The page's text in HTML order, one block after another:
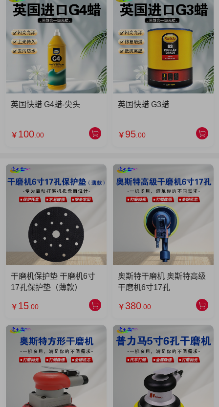
英国快蜡 G4蜡-尖头
￥ 100 .00
英国快蜡 G3蜡
￥ 95 .00
干磨机保护垫 干磨机6寸
17孔保护垫（薄款）
￥ 15 .00
奥斯特干磨机 奥斯特高级
干磨机6寸17孔
￥ 380 .00